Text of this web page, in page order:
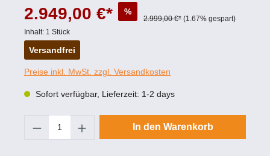
2.949,00 €* %
2.999,00 €* (1.67% gespart)
Inhalt: 1 Stück
Versandfrei
Preise inkl. MwSt. zzgl. Versandkosten
Sofort verfügbar, Lieferzeit: 1-2 days
Produkt Anzahl: Gib den gewünschten
In den Warenkorb